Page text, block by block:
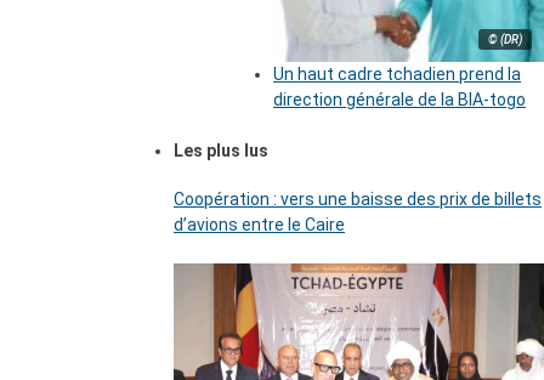
© (DR)
Un haut cadre tchadien prend la
direction générale de la BIA-togo
Les plus lus
Coopération : vers une baisse des prix de billets
d’avions entre le Caire